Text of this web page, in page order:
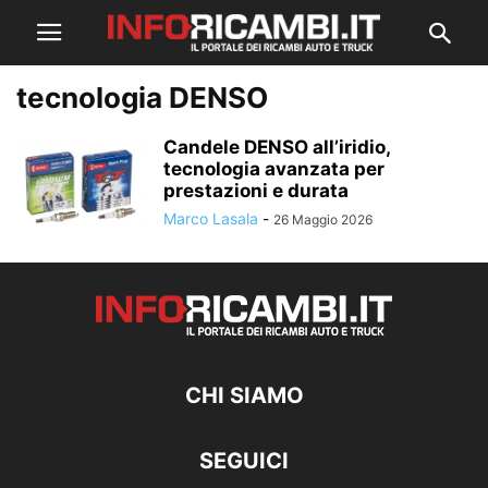
tecnologia DENSO
Candele DENSO all’iridio,
tecnologia avanzata per
prestazioni e durata
Marco Lasala - 26 Maggio 2026
CHI SIAMO
SEGUICI